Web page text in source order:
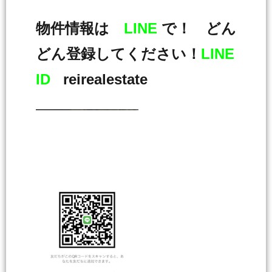
物件情報は LINE で！ どん
どん登録してください！ LINE
ID reirealestate